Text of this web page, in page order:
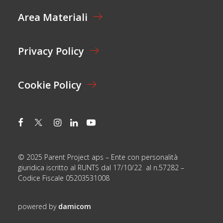
*
Area Materiali
Privacy Policy
Cookie Policy
© 2025 Parent Project aps – Ente con personalità
giuridica iscritto al RUNTS dal 17/10/22 al n.57282 –
Codice Fiscale 05203531008
powered by damicom